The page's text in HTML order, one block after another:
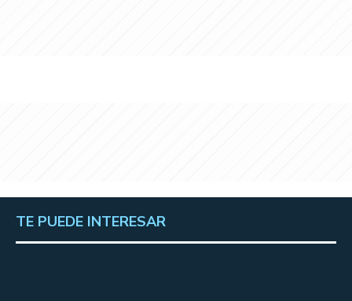
TE PUEDE INTERESAR